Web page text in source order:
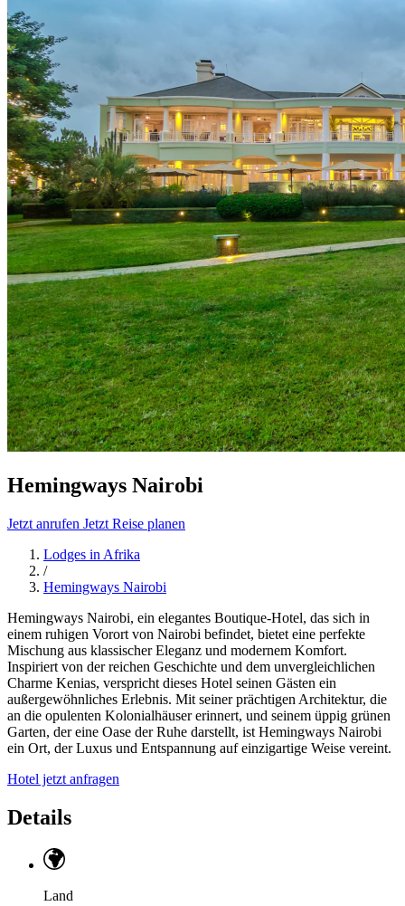
Hemingways Nairobi
Jetzt anrufen Jetzt Reise planen
Lodges in Afrika
/
Hemingways Nairobi
Hemingways Nairobi, ein elegantes Boutique-Hotel, das sich in
einem ruhigen Vorort von Nairobi befindet, bietet eine perfekte
Mischung aus klassischer Eleganz und modernem Komfort.
Inspiriert von der reichen Geschichte und dem unvergleichlichen
Charme Kenias, verspricht dieses Hotel seinen Gästen ein
außergewöhnliches Erlebnis. Mit seiner prächtigen Architektur, die
an die opulenten Kolonialhäuser erinnert, und seinem üppig grünen
Garten, der eine Oase der Ruhe darstellt, ist Hemingways Nairobi
ein Ort, der Luxus und Entspannung auf einzigartige Weise vereint.
Hotel jetzt anfragen
Details
Land